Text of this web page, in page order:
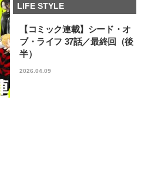
LIFE STYLE
【コミック連載】シード・オ
ブ・ライフ 37話／最終回（後
半）
2026.04.09